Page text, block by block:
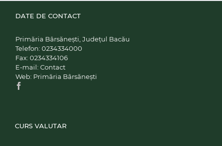
DATE DE CONTACT
Primăria Bârsănești, Județul Bacău
Telefon: 0234334000
Fax: 0234334106
E-mail: Contact
Web: Primăria Bârsănești
CURS VALUTAR